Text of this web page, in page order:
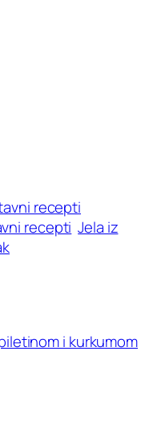
recepti
recepti Jela iz
i kurkumom